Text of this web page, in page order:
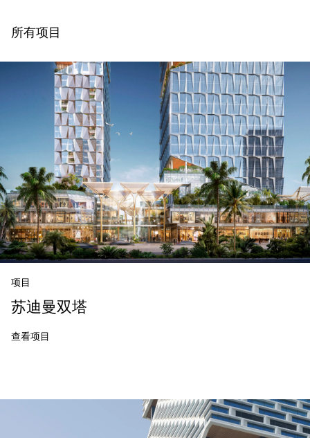
所有项目
项目
苏迪曼双塔
查看项目